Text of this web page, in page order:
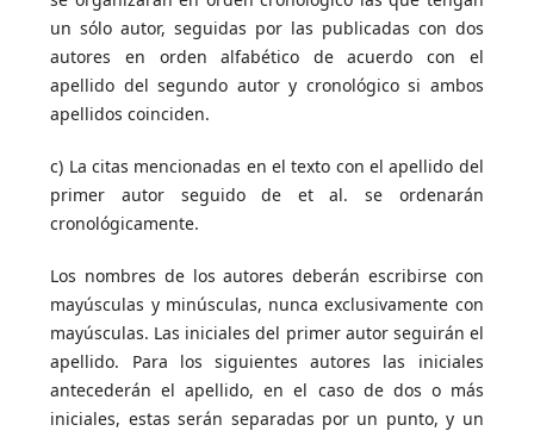
un sólo autor, seguidas por las publicadas con dos
autores en orden alfabético de acuerdo con el
apellido del segundo autor y cronológico si ambos
apellidos coinciden.
c) La citas mencionadas en el texto con el apellido del
primer autor seguido de et al. se ordenarán
cronológicamente.
Los nombres de los autores deberán escribirse con
mayúsculas y minúsculas, nunca exclusivamente con
mayúsculas. Las iniciales del primer autor seguirán el
apellido. Para los siguientes autores las iniciales
antecederán el apellido, en el caso de dos o más
iniciales, estas serán separadas por un punto, y un